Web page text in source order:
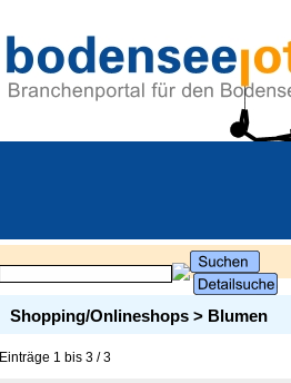
Shopping/Onlineshops > Blumen
Einträge 1 bis 3 / 3